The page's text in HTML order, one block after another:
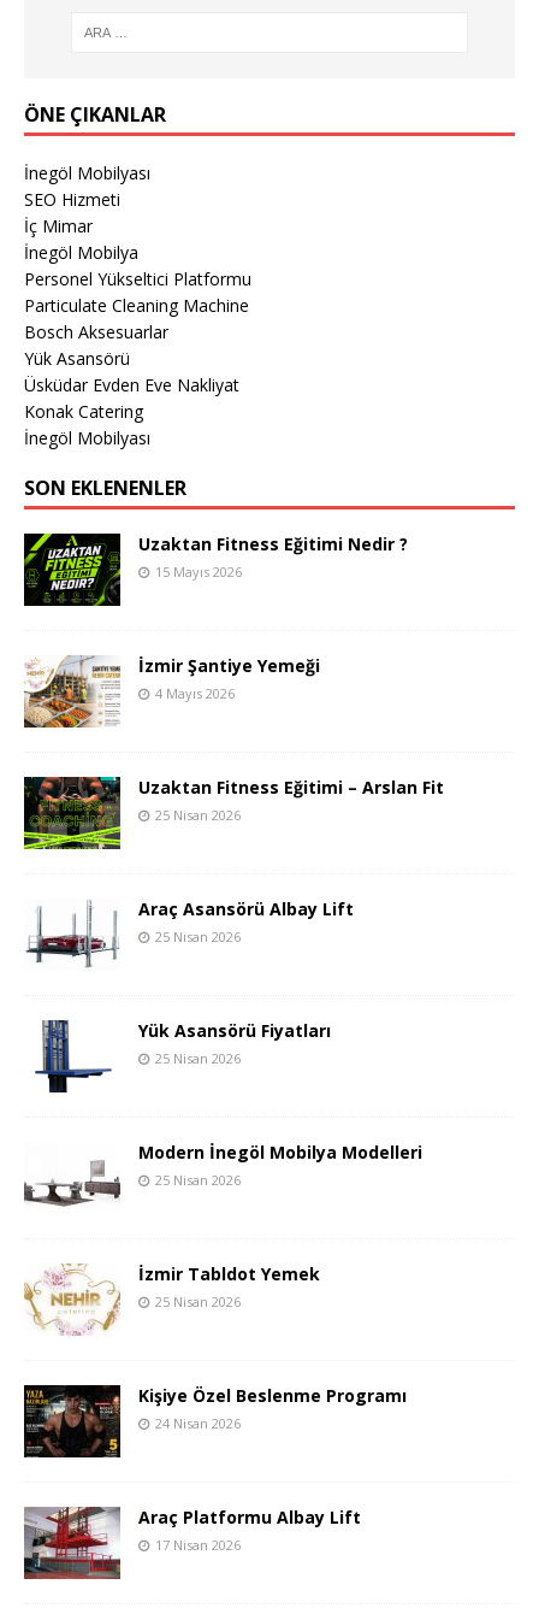
ÖNE ÇIKANLAR
İnegöl Mobilyası
SEO Hizmeti
İç Mimar
İnegöl Mobilya
Personel Yükseltici Platformu
Particulate Cleaning Machine
Bosch Aksesuarlar
Yük Asansörü
Üsküdar Evden Eve Nakliyat
Konak Catering
İnegöl Mobilyası
SON EKLENENLER
Uzaktan Fitness Eğitimi Nedir ?
15 Mayıs 2026
İzmir Şantiye Yemeği
4 Mayıs 2026
Uzaktan Fitness Eğitimi – Arslan Fit
25 Nisan 2026
Araç Asansörü Albay Lift
25 Nisan 2026
Yük Asansörü Fiyatları
25 Nisan 2026
Modern İnegöl Mobilya Modelleri
25 Nisan 2026
İzmir Tabldot Yemek
25 Nisan 2026
Kişiye Özel Beslenme Programı
24 Nisan 2026
Araç Platformu Albay Lift
17 Nisan 2026